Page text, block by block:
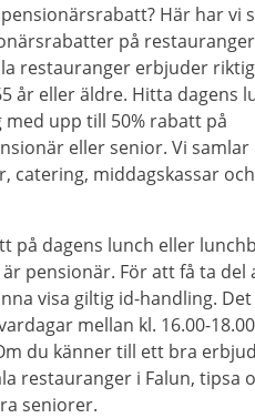
Här har vi
på
restauranger erbjuder
år eller äldre. Hitta dagens
upp till 50% rabatt på
eller senior. Vi samlar
catering, middagskassar och
på dagens lunch eller
pensionär. För att få ta del
visa giltig id-handling.
mellan kl. 16.00-
du känner till ett bra
restauranger i Falun, tipsa
seniorer.